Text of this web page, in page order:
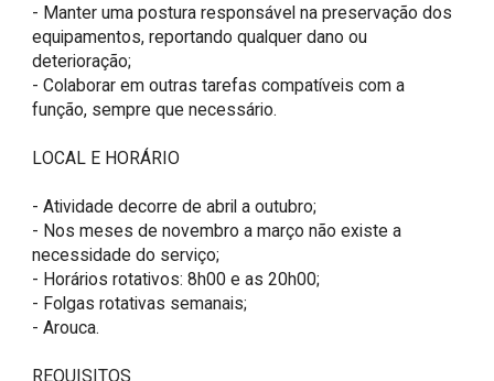
- Manter uma postura responsável na preservação dos
equipamentos, reportando qualquer dano ou
deterioração;
- Colaborar em outras tarefas compatíveis com a
função, sempre que necessário.
LOCAL E HORÁRIO
- Atividade decorre de abril a outubro;
- Nos meses de novembro a março não existe a
necessidade do serviço;
- Horários rotativos: 8h00 e as 20h00;
- Folgas rotativas semanais;
- Arouca.
REQUISITOS